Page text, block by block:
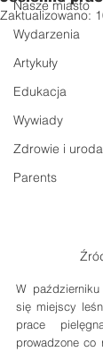
Nasze miasto
Wydarzenia
Artykuły
Edukacja
Wywiady
Zdrowie i uroda
Parents
Zaktualizowano:
W
się miejscy
prace
prowadzone co